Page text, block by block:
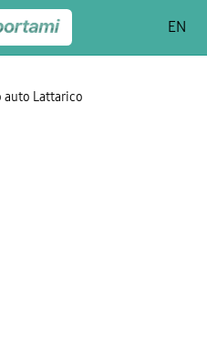
EN
auto Lattarico